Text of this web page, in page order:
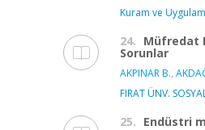
Kuram ve
24. Müfredat
Sorunlar
AKPINAR B.,
FIRAT ÜNV.
25. Endüstri